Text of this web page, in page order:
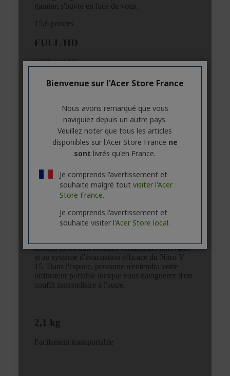
Bienvenue sur l'Acer Store France
Nous avons remarqué que vous
naviguiez depuis un autre pays.
Veuillez noter que tous les articles
disponibles sur l'Acer Store France ne
sont livrés qu'en France.
Je comprends l'avertissement et
souhaite malgré tout visiter l'Acer
Store France.
Je comprends l'avertissement et
souhaite visiter l'Acer Store local.